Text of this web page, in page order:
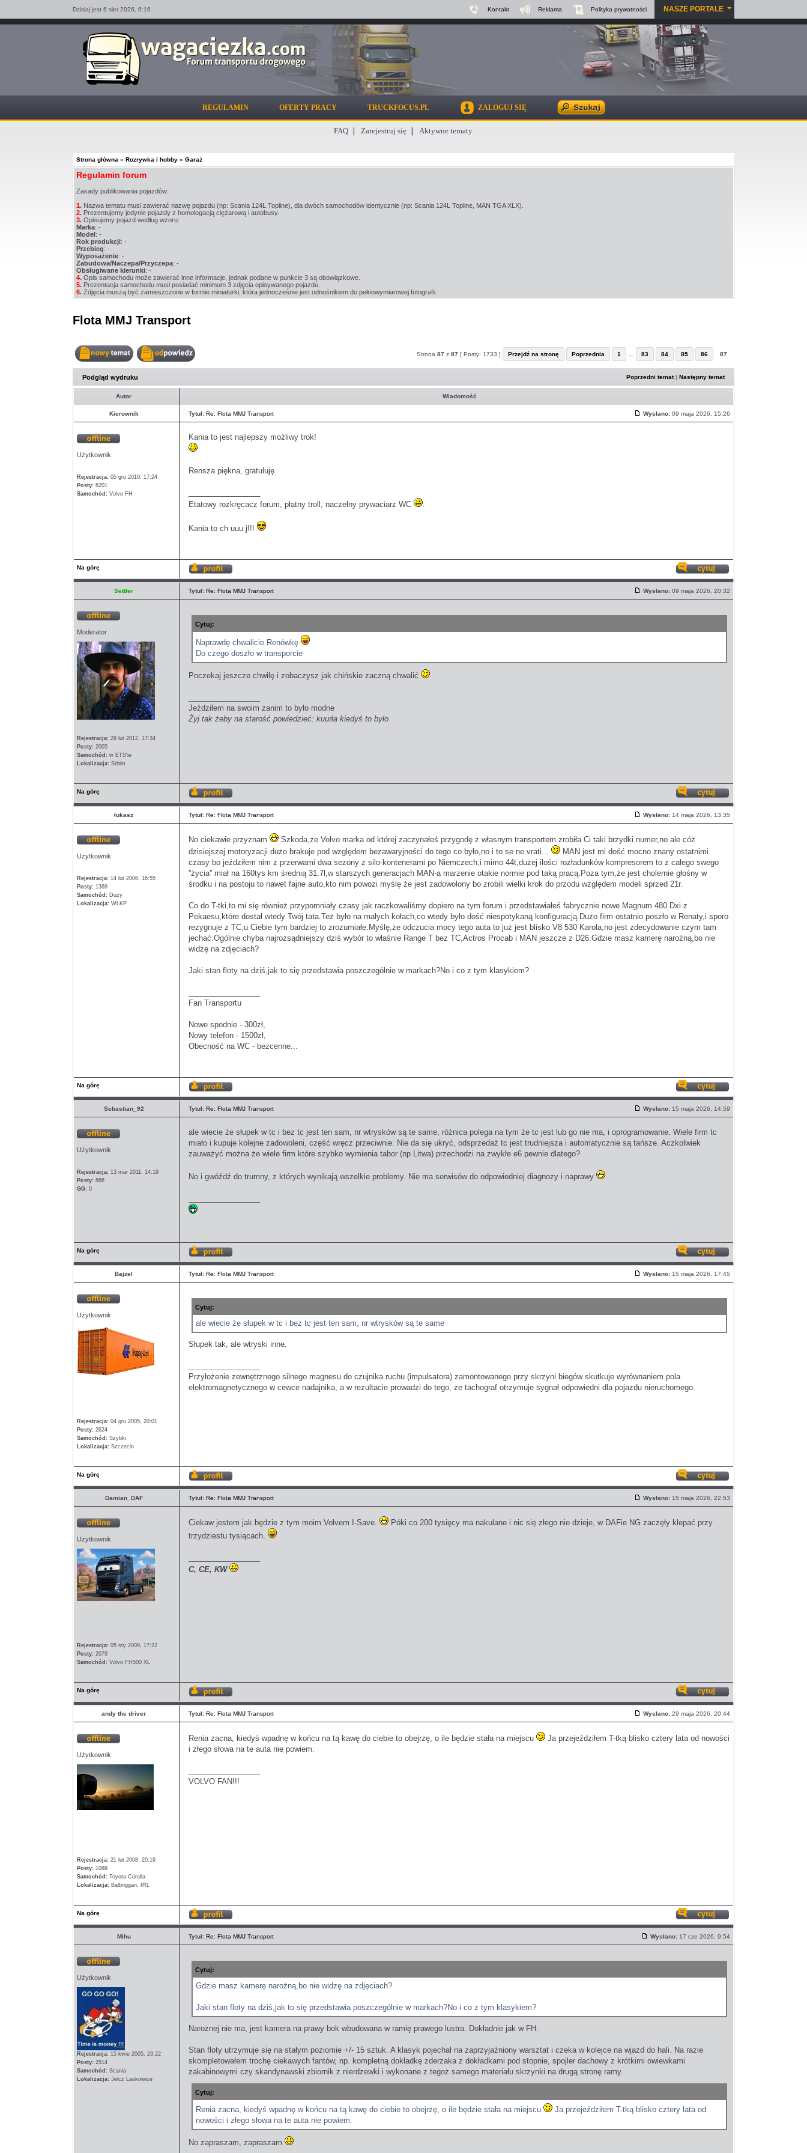
Dzisiaj jest 6 sier 2026, 6:16 Kontakt Reklama Polityka prywatności NASZE PORTALE
REGULAMIN OFERTY PRACY TRUCKFOCUS.PL ZALOGUJ SIĘ
FAQ Zarejestruj się Aktywne tematy
Strona główna » Rozrywka i hobby » Garaż
Regulamin forum
Zasady publikowania pojazdów:
1.Nazwa tematu musi zawierać nazwę pojazdu (np: Scania 124L Topline), dla dwóch samochodów identycznie (np: Scania 124L Topline, MAN TGA XLX).
2.Prezentujemy jedynie pojazdy z homologacją ciężarową i autobusy.
3.Opisujemy pojazd według wzoru:
Marka: -
Model: -
Rok produkcji: -
Przebieg: -
Wyposażenie: -
Zabudowa/Naczepa/Przyczepa: -
Obsługiwane kierunki: -
4.Opis samochodu może zawierać inne informacje, jednak podane w punkcie 3 są obowiązkowe.
5.Prezentacja samochodu musi posiadać minimum 3 zdjęcia opisywanego pojazdu.
6.Zdjęcia muszą być zamieszczone w formie miniaturki, która jednocześnie jest odnośnikiem do pełnowymiarowej fotografii.
Flota MMJ Transport
Strona87 z87 [ Posty: 1733 ] Przejdź na stronę Poprzednia 1 83 84 85 86 87
Podgląd wydruku Poprzedni temat|Następny temat
Autor Wiadomość
Kierownik Tytuł: Re: Flota MMJ Transport
Post
Wysłano: 09 maja 2026, 15:26
Użytkownik
Rejestracja: 05 gru 2010, 17:24
Posty:6201
Samochód:Volvo FH
Kania to jest najlepszy możliwy trok!
Rensza piękna, gratuluję.
Etatowy rozkręcacz forum, płatny troll, naczelny prywaciarz WC
.
Kania to ch uuu j!!!
Na górę
Wyświetl
profil
Odpowiedz
z
Settler Tytuł: Re: Flota MMJ Transport
Post
Wysłano: 09 maja 2026, 20:32
Moderator
Rejestracja: 29 lut 2012, 17:34
Posty: 2005
Samochód: w ETS'ie
Lokalizacja: Sthlm
Cytuj:
Naprawdę chwalicie Renówkę
Do czego doszło w transporcie
Poczekaj jeszcze chwilę i zobaczysz jak chińskie zaczną chwalić
Jeździłem na swoim zanim to było modne
Żyj tak żeby na starość powiedzieć: kuurła kiedyś to było
Na górę
profil
Odpowiedz
z
łukasz Tytuł: Re: Flota MMJ Transport
Post
Wysłano: 14 maja 2026, 13:35
Użytkownik
Rejestracja: 14 lut 2006, 16:55
Posty:1369
Samochód:Duży
Lokalizacja:WLKP
No ciekawie przyznam
Szkoda,że Volvo marka od której zaczynałeś przygodę z własnym transportem zrobiła Ci taki brzydki numer,no ale cóż
dzisiejszej motoryzacji dużo brakuje pod względem bezawaryjności do tego co było,no i to se ne vrati...
MAN jest mi dość mocno znany ostatnimi
czasy bo jeździłem nim z przerwami dwa sezony z silo-kontenerami po Niemczech,i mimo 44t,dużej ilości rozładunków kompresorem to z całego swego
''życia'' miał na 160tys km średnią 31.7l,w starszych generacjach MAN-a marzenie otakie normie pod taką pracą.Poza tym,że jest cholernie głośny w
środku i na postoju to nawet fajne auto,kto nim powozi myślę że jest zadowolony bo zrobili wielki krok do przodu względem modeli sprzed 21r.
Co do T-tki,to mi się również przypomniały czasy jak raczkowaliśmy dopiero na tym forum i przedstawiałeś fabrycznie nowe Magnum 480 Dxi z
Pekaesu,które dostał wtedy Twój tata.Też było na małych kołach,co wtedy było dość niespotykaną konfiguracją.Dużo firm ostatnio poszło w Renaty,i sporo
rezygnuje z TC,u Ciebie tym bardziej to zrozumiałe.Myślę,że odczucia mocy tego auta to już jest blisko V8 530 Karola,no jest zdecydowanie czym tam
jechać.Ogólnie chyba najrozsądniejszy dziś wybór to właśnie Range T bez TC,Actros Procab i MAN jeszcze z D26.Gdzie masz kamerę narożną,bo nie
widzę na zdjęciach?
Jaki stan floty na dziś,jak to się przedstawia poszczególnie w markach?No i co z tym klasykiem?
Fan Transportu
Nowe spodnie - 300zł,
Nowy telefon - 1500zł,
Obecność na WC - bezcenne...
Na górę
Wyświetl
profil
Odpowiedz
z
Sebastian_92 Tytuł: Re: Flota MMJ Transport
Post
Wysłano: 15 maja 2026, 14:59
Użytkownik
Rejestracja: 13 mar 2011, 14:19
Posty: 866
GG: 0
ale wiecie że słupek w tc i bez tc jest ten sam, nr wtrysków są te same, różnica polega na tym że tc jest lub go nie ma, i oprogramowanie. Wiele firm tc
miało i kupuje kolejne zadowoleni, część wręcz przeciwnie. Nie da się ukryć, odsprzedaż tc jest trudniejsza i automatycznie są tańsze. Aczkolwiek
zauważyć można że wiele firm które szybko wymienia tabor (np Litwa) przechodzi na zwykłe e6 pewnie dlatego?
No i gwóźdź do trumny, z których wynikają wszelkie problemy. Nie ma serwisów do odpowiedniej diagnozy i naprawy
Na górę
profil
Odpowiedz
z
Bajzel Tytuł: Re: Flota MMJ Transport
Post
Wysłano: 15 maja 2026, 17:45
Użytkownik
Rejestracja: 04 gru 2005, 20:01
Posty:2624
Samochód:Szybki
Lokalizacja:Szczecin
Cytuj:
ale wiecie że słupek w tc i bez tc jest ten sam, nr wtrysków są te same
Słupek tak, ale wtryski inne.
Przyłożenie zewnętrznego silnego magnesu do czujnika ruchu (impulsatora) zamontowanego przy skrzyni biegów skutkuje wyrównaniem pola
elektromagnetycznego w cewce nadajnika, a w rezultacie prowadzi do tego, że tachograf otrzymuje sygnał odpowiedni dla pojazdu nieruchomego.
Na górę
Wyświetl
profil
Odpowiedz
z
Damian_DAF Tytuł: Re: Flota MMJ Transport
Post
Wysłano: 15 maja 2026, 22:53
Użytkownik
Rejestracja: 05 sty 2009, 17:22
Posty: 2079
Samochód: Volvo FH500 XL
Ciekaw jestem jak będzie z tym moim Volvem I-Save.
Póki co 200 tysięcy ma nakulane i nic się złego nie dzieje, w DAFie NG zaczęły klepać przy
trzydziestu tysiącach.
C, CE, KW
Na górę
profil
Odpowiedz
z
cytatem
andy the driver Tytuł: Re: Flota MMJ Transport
Post
Wysłano: 29 maja 2026, 20:44
Użytkownik
Rejestracja: 21 lut 2008, 20:19
Posty:1089
Samochód:Toyota Corolla
Lokalizacja:Balbriggan, IRL
Renia zacna, kiedyś wpadnę w końcu na tą kawę do ciebie to obejrzę, o ile będzie stała na miejscu
Ja przejeździłem T-tką blisko cztery lata od nowości
i złego słowa na te auta nie powiem.
VOLVO FAN!!!
Na górę
Wyświetl
profil
Odpowiedz
z
cytatem
Mihu Tytuł: Re: Flota MMJ Transport
Post
Wysłano: 17 cze 2026, 9:54
Użytkownik
Rejestracja: 15 kwie 2005, 23:22
Posty: 2514
Samochód: Scania
Lokalizacja: Jelcz Laskowice
Cytuj:
Gdzie masz kamerę narożną,bo nie widzę na zdjęciach?
Jaki stan floty na dziś,jak to się przedstawia poszczególnie w markach?No i co z tym klasykiem?
Narożnej nie ma, jest kamera na prawy bok wbudowana w ramię prawego lustra. Dokładnie jak w FH.
Stan floty utrzymuje się na stałym poziomie +/- 15 sztuk. A klasyk pojechał na zaprzyjaźniony warsztat i czeka w kolejce na wjazd do hali. Na razie
skompletowałem trochę ciekawych fantów, np. kompletną dokładkę zderzaka z dokładkami pod stopnie, spojler dachowy z krótkimi owiewkami
zakabinowymi czy skandynawski zbiornik z nierdzewki i wykonane z tegoż samego materiału skrzynki na drugą stronę ramy.
Cytuj:
Renia zacna, kiedyś wpadnę w końcu na tą kawę do ciebie to obejrzę, o ile będzie stała na miejscu
Ja przejeździłem T-tką blisko cztery lata od
nowości i złego słowa na te auta nie powiem.
No zapraszam, zapraszam